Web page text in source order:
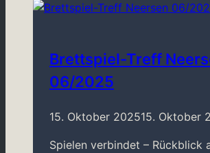
Spielt!“
2023
Brettspiel-Treff
06/2025
15. Oktober 202515. Oktober
Spielen verbindet – Rückblick